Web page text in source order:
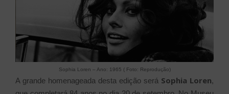
Sophia Loren – Ano: 1965 ( Foto: Reprodução)
A grande homenageada desta edição será Sophia Loren,